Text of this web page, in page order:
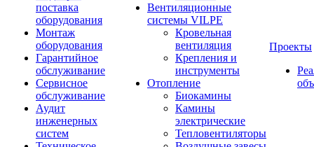
поставка
оборудования
Монтаж
оборудования
Гарантийное
обслуживание
Сервисное
обслуживание
Аудит
инженерных
систем
Вентиляционные
системы VILPE
Кровельная
вентиляция
Крепления и
инструменты
Отопление
Биокамины
Камины
электрические
Тепловентиляторы
Проекты